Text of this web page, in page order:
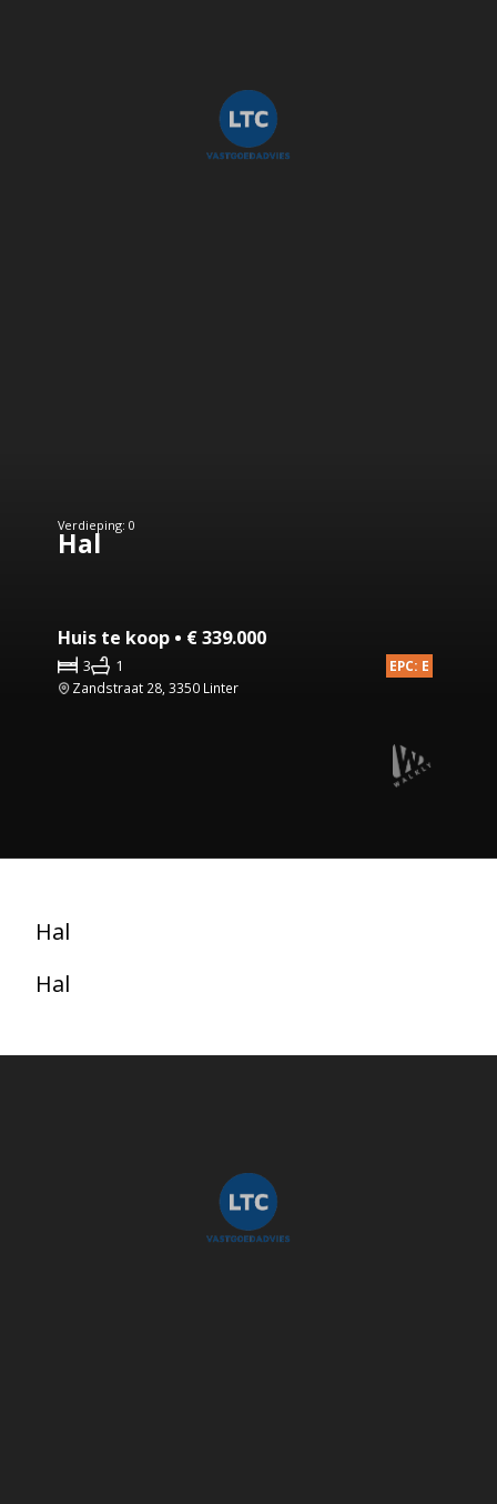
Verdieping: 0
Hal
Huis te koop • € 339.000
3 1
EPC: E
Zandstraat 28, 3350 Linter
Hal
Hal